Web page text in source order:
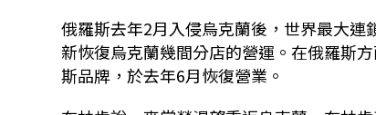
俄羅斯去年2月入侵烏克蘭後，世界最大
新恢復烏克蘭幾間分店的營運。在俄羅斯
斯品牌，於去年6月恢復營業。